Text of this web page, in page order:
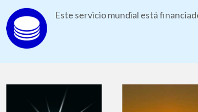
Este servicio mundial está